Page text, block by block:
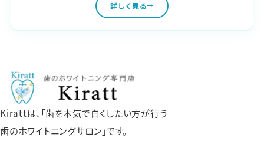
詳しく見る
Kirattは、「歯を本気で白くしたい方が行う
歯のホワイトニングサロン」です。